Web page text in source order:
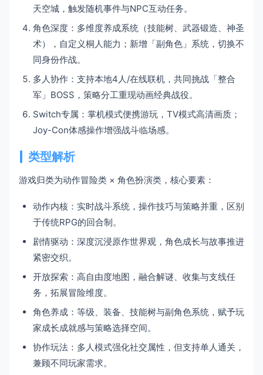
天空城，触发随机事件与NPC互动任务。
角色深度：多维度养成系统（技能树、武器锻造、神圣
术），自定义桐人能力；新增「副角色」系统，切换不
同身份作战。
多人协作：支持本地4人/在线联机，共同挑战「整合
军」BOSS，策略分工重现动画经典战役。
Switch专属：掌机模式便携游玩，TV模式高清画质；
Joy-Con体感操作增强战斗临场感。
类型解析
游戏归类为动作冒险类 × 角色扮演类，核心要素：
动作内核：实时战斗系统，操作技巧与策略并重，区别
于传统RPG的回合制。
剧情驱动：深度沉浸原作世界观，角色成长与故事推进
紧密交织。
开放探索：高自由度地图，融合解谜、收集与支线任
务，拓展冒险维度。
角色养成：等级、装备、技能树与副角色系统，赋予玩
家成长成就感与策略选择空间。
协作玩法：多人模式强化社交属性，但支持单人通关，
兼顾不同玩家需求。